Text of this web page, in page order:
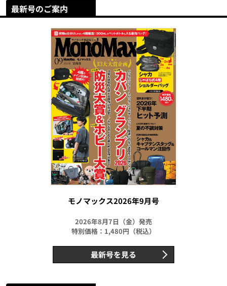
最新号のご案内
モノマックス2026年9月号
2026年8月7日（金）発売
特別価格：1,480円（税込）
最新号を見る